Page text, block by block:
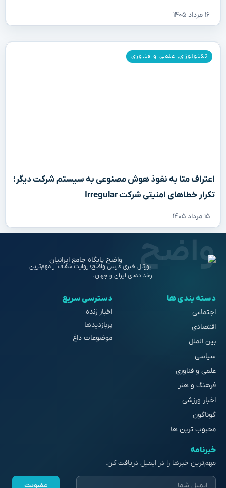
۱۶ مرداد ۱۴۰۵
اعتراف متا به نفوذ هوش مصنوعی به سیستم شرکت دیگر؛
تکرار خطاهای امنیتی شرکت Irregular
۱۵ مرداد ۱۴۰۵
تکنولوژی, علمی و فناوری
پورتال خبری فارسی واضح؛ روایت شفاف از مهم‌ترین
رخدادهای ایران و جهان.
دسته بندی ها
اجتماعی
اقتصادی
بین الملل
سیاسی
علمی و فناوری
فرهنگ و هنر
اخبار ورزشی
گوناگون
محبوب ترین ها
دسترسی سریع
اخبار زنده
پربازدیدها
موضوعات داغ
خبرنامه
مهم‌ترین خبرها را در ایمیل دریافت کن.
عضویت